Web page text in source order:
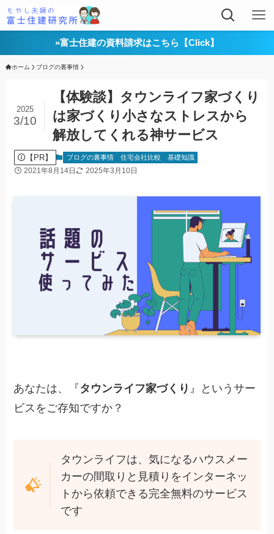
»富士住建の資料請求はこちら【Click】
ホーム ブログの裏事情
【体験談】タウンライフ家づくり
は家づくり小さなストレスから
解放してくれる神サービス
2025
3/10
【PR】 ブログの裏事情 住宅会社比較 基礎知識
2021年8月14日 2025年3月10日
あなたは、『 タウンライフ家づくり 』というサー
ビスをご存知ですか？
タウンライフは、気になるハウスメー
カーの間取りと見積りをインターネッ
トから依頼できる完全無料のサービス
です